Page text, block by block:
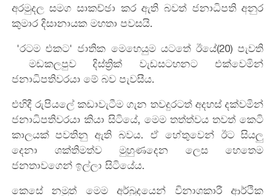
අරමුදල සමග සාකච්ඡා කර ඇති බවත් ජනාධිපති අනුර
කුමාර දිසානායක මහතා පවසයි.
'රටම එකට' ජාතික මෙහෙයුම යටතේ ඊයේ(20) පැවති
මඩකලපුව දිස්ත්‍රික් වැඩසටහනට එක්වෙමින්
ජනාධිපතිවරයා මේ බව පැවසීය.
එහිදී රුපියලේ කඩාවැටීම ගැන තවදුරටත් අදහස් දක්වමින්
ජනාධිපතිවරයා කියා සිටියේ, මෙම තත්ත්වය තවත් කෙටි
කාලයක් පවතිනු ඇති බවය. ඒ හේතුවෙන් ඊට සියලු
දෙනා ශක්තිමත්ව මුහුණදෙන ලෙස හෙතෙම
ජනතාවගෙන් ඉල්ලා සිටියේය.
කෙසේ නමුත් මෙම අර්බුදයෙන් විනාශකාරී ආර්ථික